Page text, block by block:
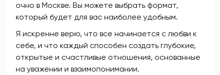
очно в Москве. Вы можете выбрать формат,
который будет для вас наиболее удобным.
Я искренне верю, что все начинается с любви к
себе, и что каждый способен создать глубокие,
открытые и счастливые отношения, основанные
на уважении и взаимопонимании.